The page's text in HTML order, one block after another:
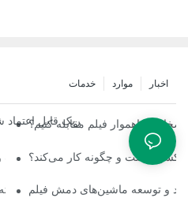
اخبار موارد خدمات
حرفه‌ای چیست؟ شریک قابل اعتماد
ناهموار فیلم مقابله کنیم؟
چیست و چگونه کار می‌کند؟
عکس دستهو توسعه ماشین‌های دمش فیلم